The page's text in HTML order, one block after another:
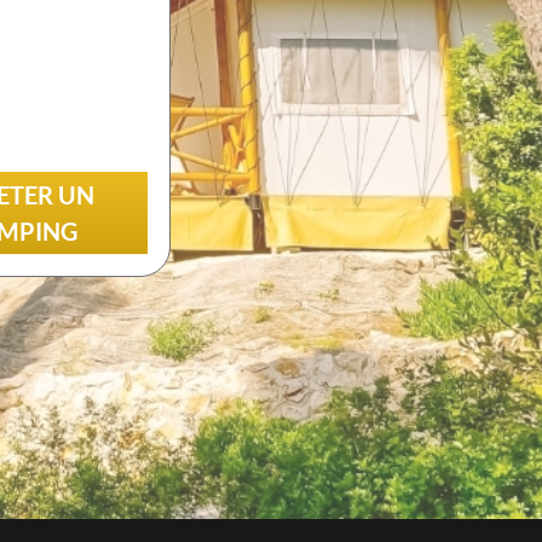
LES AVIS DES CLIENTS DE
Découvrez les témoignages de nos clients.
QUESTIONS FRÉQUENTES
RÉSEAUX SOCIAUX
Suivez GRAVITAO sur les réseaux sociaux
TROUVER MON
INTERLOCUTEUR
UN